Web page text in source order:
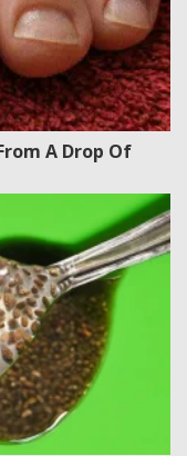
A Drop Of